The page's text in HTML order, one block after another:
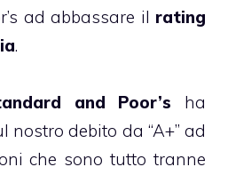
ad abbassare il rating
.
and Poor’s ha
debito da “A+” ad
che sono tutto tranne